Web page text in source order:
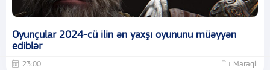
Oyunçular 2024-cü ilin ən yaxşı oyununu müəyyən
ediblər
23:00 Maraqlı